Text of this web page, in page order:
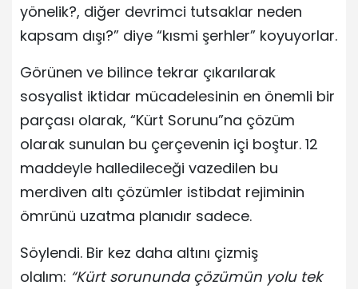
yönelik?, diğer devrimci tutsaklar neden
kapsam dışı?” diye “kısmi şerhler” koyuyorlar.
Görünen ve bilince tekrar çıkarılarak
sosyalist iktidar mücadelesinin en önemli bir
parçası olarak, “Kürt Sorunu”na çözüm
olarak sunulan bu çerçevenin içi boştur. 12
maddeyle halledileceği vazedilen bu
merdiven altı çözümler istibdat rejiminin
ömrünü uzatma planıdır sadece.
Söylendi. Bir kez daha altını çizmiş
olalım: “Kürt sorununda çözümün yolu tek